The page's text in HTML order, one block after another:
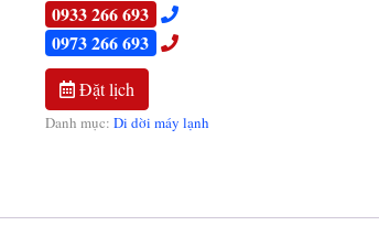
0933 266 693
0973 266 693
Đặt lịch
Danh mục: Di dời máy lạnh